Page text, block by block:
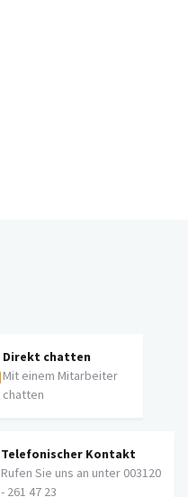
Direkt chatten
Mit einem Mitarbeiter
chatten
Telefonischer Kontakt
Rufen Sie uns an unter 003120
- 261 47 23